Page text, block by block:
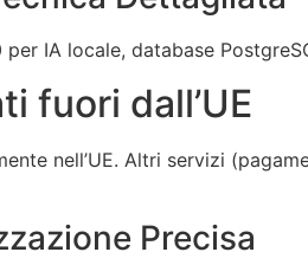
IA locale, database
fuori dall’UE
nell’UE. Altri servizi
Precisa